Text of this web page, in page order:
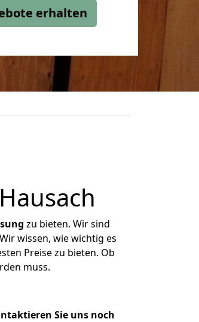
erhalten
zu bieten. Wir sind
wissen, wie wichtig es
Preise zu bieten. Ob
muss.
Sie uns noch